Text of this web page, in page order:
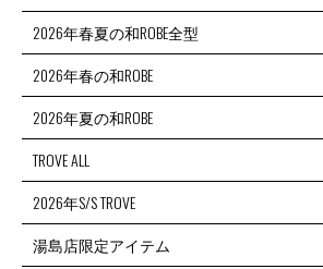
2026年春夏の和ROBE全型
2026年春の和ROBE
2026年夏の和ROBE
TROVE ALL
2026年S/S TROVE
湯島店限定アイテム